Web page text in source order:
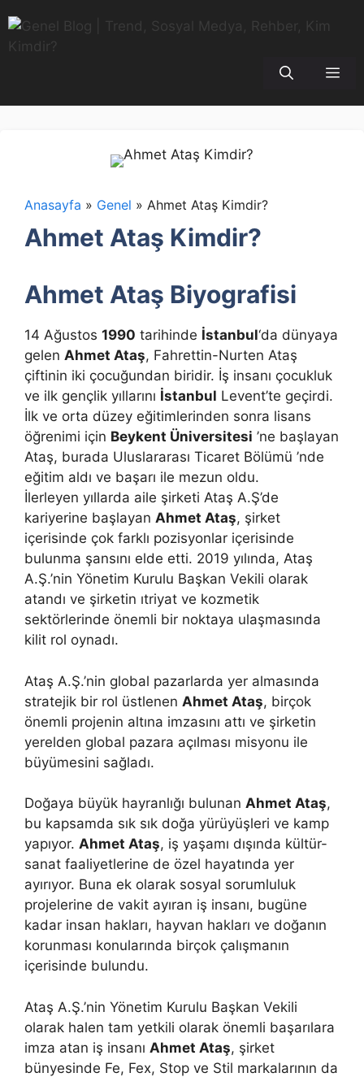
atla
Anasayfa » Genel » Ahmet Ataş Kimdir?
Ahmet Ataş Kimdir?
Ahmet Ataş Biyografisi
14 Ağustos 1990 tarihinde İstanbul‘da dünyaya
gelen Ahmet Ataş, Fahrettin-Nurten Ataş
çiftinin iki çocuğundan biridir. İş insanı çocukluk
ve ilk gençlik yıllarını İstanbul Levent’te geçirdi.
İlk ve orta düzey eğitimlerinden sonra lisans
öğrenimi için Beykent Üniversitesi ’ne başlayan
Ataş, burada Uluslararası Ticaret Bölümü ’nde
eğitim aldı ve başarı ile mezun oldu.
İlerleyen yıllarda aile şirketi Ataş A.Ş’de
kariyerine başlayan Ahmet Ataş, şirket
içerisinde çok farklı pozisyonlar içerisinde
bulunma şansını elde etti. 2019 yılında, Ataş
A.Ş.’nin Yönetim Kurulu Başkan Vekili olarak
atandı ve şirketin ıtriyat ve kozmetik
sektörlerinde önemli bir noktaya ulaşmasında
kilit rol oynadı.
Ataş A.Ş.’nin global pazarlarda yer almasında
stratejik bir rol üstlenen Ahmet Ataş, birçok
önemli projenin altına imzasını attı ve şirketin
yerelden global pazara açılması misyonu ile
büyümesini sağladı.
Doğaya büyük hayranlığı bulunan Ahmet Ataş,
bu kapsamda sık sık doğa yürüyüşleri ve kamp
yapıyor. Ahmet Ataş, iş yaşamı dışında kültür-
sanat faaliyetlerine de özel hayatında yer
ayırıyor. Buna ek olarak sosyal sorumluluk
projelerine de vakit ayıran iş insanı, bugüne
kadar insan hakları, hayvan hakları ve doğanın
korunması konularında birçok çalışmanın
içerisinde bulundu.
Ataş A.Ş.’nin Yönetim Kurulu Başkan Vekili
olarak halen tam yetkili olarak önemli başarılara
imza atan iş insanı Ahmet Ataş, şirket
bünyesinde Fe, Fex, Stop ve Stil markalarının da